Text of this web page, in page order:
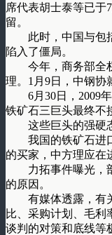
席代表胡士泰等已于
留。
此时，中国与包括
陷入了僵局。
今年，商务部全权
理。1月9日，中钢协
6月30日，2009年
铁矿石三巨头最终不
这些巨头的强硬态
我国的铁矿石进口
的买家，中方理应在
力拓事件曝光，部
的原因。
有媒体透露，有关
比、采购计划、毛利
谈判的对策和底线等